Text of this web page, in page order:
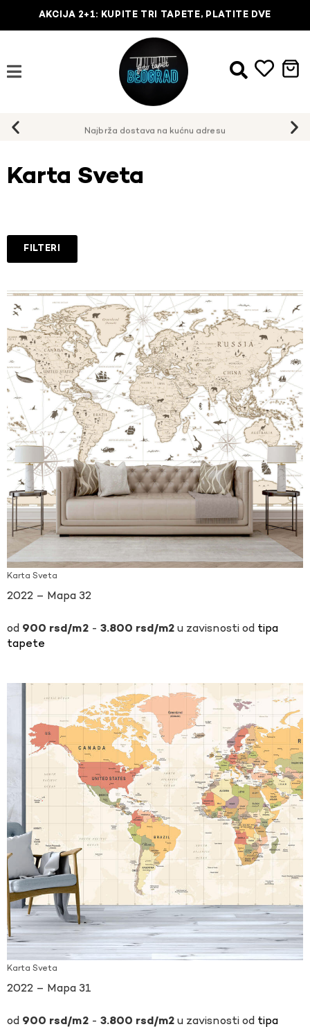
AKCIJA 2+1: KUPITE TRI TAPETE, PLATITE DVE
Najbrža dostava na kućnu adresu
Karta Sveta
FILTERI
Karta Sveta
2022 – Mapa 32
900 rsd - 3.800 rsd u zavisnosti od tipa
tapete
Karta Sveta
2022 – Mapa 31
900 rsd - 3.800 rsd u zavisnosti od tipa